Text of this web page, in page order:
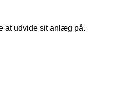
at udvide sit anlæg på.